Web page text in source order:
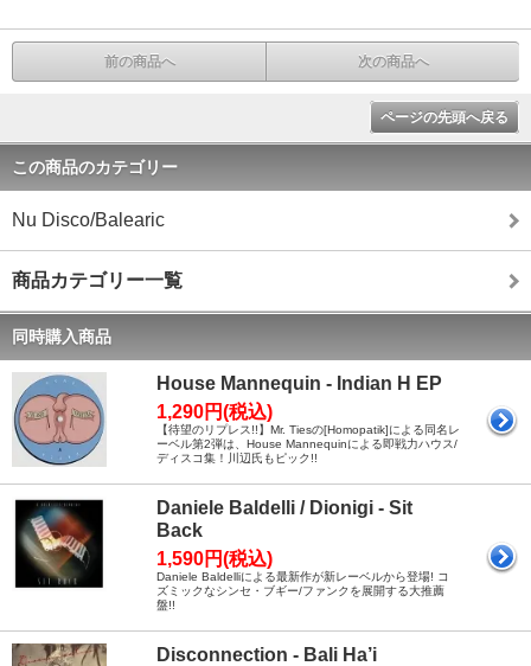
前の商品へ 次の商品へ
ページの先頭へ戻る
この商品のカテゴリー
Nu Disco/Balearic
商品カテゴリー一覧
同時購入商品
House Mannequin - Indian H EP
1,290円(税込)
【待望のリプレス!!】Mr. Tiesの[Homopatik]による同名レ
ーベル第2弾は、House Mannequinによる即戦力ハウス/
ディスコ集！川辺氏もピック!!
Daniele Baldelli / Dionigi - Sit
Back
1,590円(税込)
Daniele Baldelliによる最新作が新レーベルから登場! コ
ズミックなシンセ・ブギー/ファンクを展開する大推薦
盤!!
Disconnection - Bali Ha’i